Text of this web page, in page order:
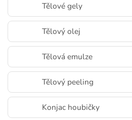
Tělové gely
Tělový olej
Tělová emulze
Tělový peeling
Konjac houbičky